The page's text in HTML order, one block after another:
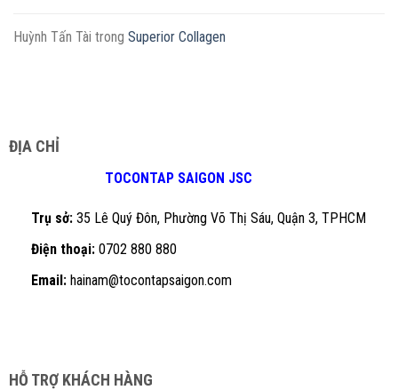
Huỳnh Tấn Tài trong Superior Collagen
ĐỊA CHỈ
TOCONTAP SAIGON JSC
Trụ sở: 35 Lê Quý Đôn, Phường Võ Thị Sáu, Quận 3, TPHCM
Điện thoại:0702 880 880
Email:hainam@tocontapsaigon.com
HỖ TRỢ KHÁCH HÀNG